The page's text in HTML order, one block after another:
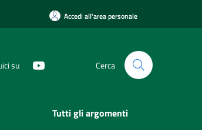
Accedi all'area personale
su Cerca
Tutti gli argomenti